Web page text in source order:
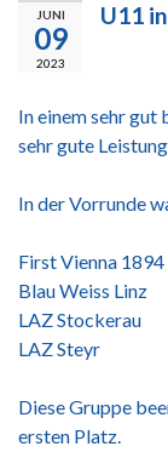
JUNI
09
2023
U11
In einem sehr gut
sehr gute
In der Vorrunde
First Vienna 1894
Blau Weiss Linz
LAZ Stockerau
LAZ Steyr
Diese Gruppe
ersten Platz.